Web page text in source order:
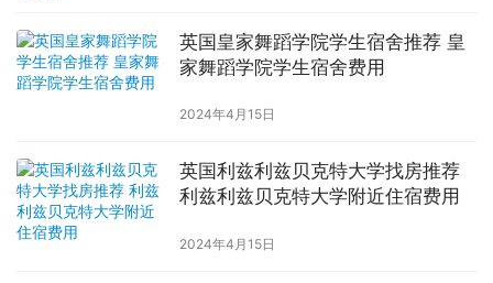
英国皇家舞蹈学院学生宿舍推荐 皇
家舞蹈学院学生宿舍费用
2024年4月15日
英国利兹利兹贝克特大学找房推荐
利兹利兹贝克特大学附近住宿费用
2024年4月15日